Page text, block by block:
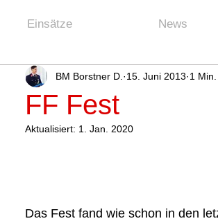
Einsätze News
FF Fest
BM Borstner D. 15. Juni 2013 1
Aktualisiert: 1. Jan. 2020
Das Fest fand wie schon in den